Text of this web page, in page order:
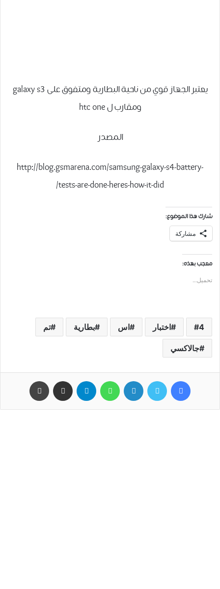
يعتبر الجهاز قوي من ناحية البطارية ومتفوق على galaxy s3
ومقارب ل htc one
المصدر
http://blog.gsmarena.com/samsung-galaxy-s4-battery-
tests-are-done-heres-how-it-did/
شارك هذا الموضوع:
مشاركة
معجب بهذه:
تحميل...
4 اختبار اس بطارية تم
جالاكسي
فيسبوك تويتر لينكدإن واتساب تيلقرام مشاركة عبر البريد